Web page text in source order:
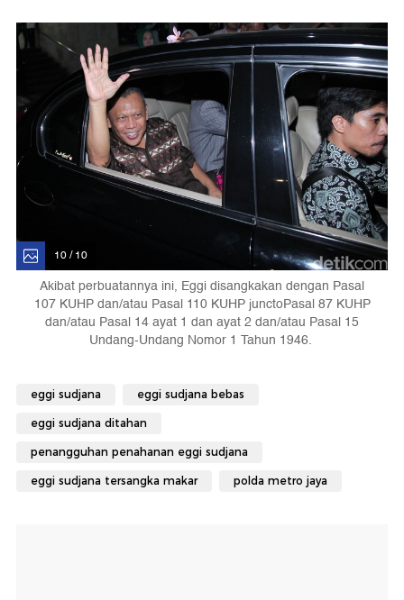
10 / 10
Akibat perbuatannya ini, Eggi disangkakan dengan Pasal
107 KUHP dan/atau Pasal 110 KUHP junctoPasal 87 KUHP
dan/atau Pasal 14 ayat 1 dan ayat 2 dan/atau Pasal 15
Undang-Undang Nomor 1 Tahun 1946.
eggi sudjana eggi sudjana bebas
eggi sudjana ditahan
penangguhan penahanan eggi sudjana
eggi sudjana tersangka makar polda metro jaya